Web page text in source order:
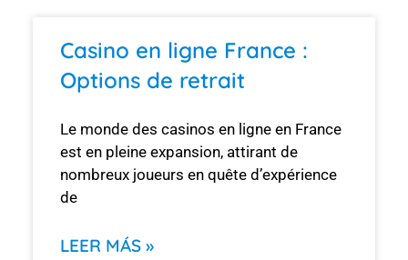
Casino en ligne France :
Options de retrait
Le monde des casinos en ligne en France
est en pleine expansion, attirant de
nombreux joueurs en quête d’expérience
de
LEER MÁS »